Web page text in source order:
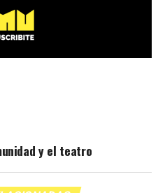
y el teatro